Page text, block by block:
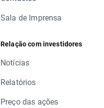
Sala de Imprensa
Relação com investidores
Notícias
Relatórios
Preço das ações